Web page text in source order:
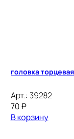
Арт.: 39282
70 ₽
В корзину